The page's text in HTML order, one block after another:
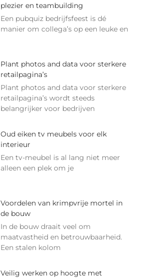
plezier en teambuilding
Een pubquiz bedrijfsfeest is dé
manier om collega’s op een leuke en
Plant photos and data voor sterkere
retailpagina’s
Plant photos and data voor sterkere
retailpagina’s wordt steeds
belangrijker voor bedrijven
Oud eiken tv meubels voor elk
interieur
Een tv-meubel is al lang niet meer
alleen een plek om je
Voordelen van krimpvrije mortel in
de bouw
In de bouw draait veel om
maatvastheid en betrouwbaarheid.
Een stalen kolom
Veilig werken op hoogte met